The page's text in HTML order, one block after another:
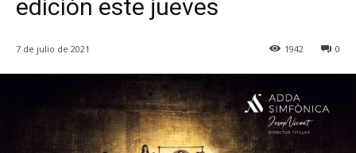
edición este jueves
7 de julio de 2021 0
1942